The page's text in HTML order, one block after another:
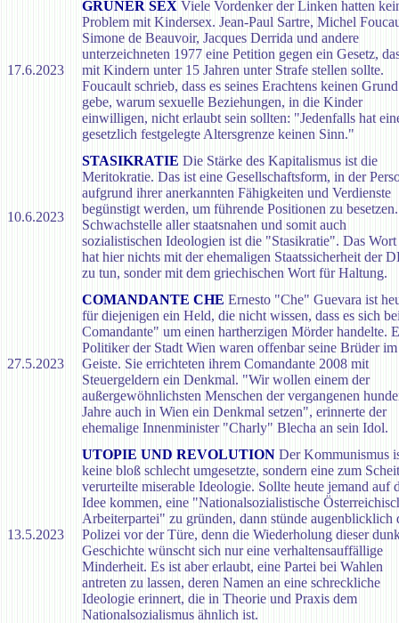
17.6.2023
GRÜNER SEX Viele Vordenker der Linken hatten
Problem mit Kindersex. Jean-Paul Sartre, Michel
Simone de Beauvoir, Jacques Derrida und andere
unterzeichneten 1977 eine Petition gegen ein Gesetz,
mit Kindern unter 15 Jahren unter Strafe stellen sollte.
Foucault schrieb, dass es seines Erachtens keinen Grund
gebe, warum sexuelle Beziehungen, in die Kinder
einwilligen, nicht erlaubt sein sollten: "Jedenfalls hat
gesetzlich festgelegte Altersgrenze keinen Sinn."
10.6.2023
STASIKRATIE Die Stärke des Kapitalismus ist die
Meritokratie. Das ist eine Gesellschaftsform, in der
aufgrund ihrer anerkannten Fähigkeiten und Verdienste
begünstigt werden, um führende Positionen zu
Schwachstelle aller staatsnahen und somit auch
sozialistischen Ideologien ist die "Stasikratie". Das Wort
hat hier nichts mit der ehemaligen Staatssicherheit der
zu tun, sonder mit dem griechischen Wort für Haltung.
27.5.2023
COMANDANTE CHE Ernesto "Che" Guevara ist
für diejenigen ein Held, die nicht wissen, dass es sich
Comandante" um einen hartherzigen Mörder handelte.
Politiker der Stadt Wien waren offenbar seine Brüder im
Geiste. Sie errichteten ihrem Comandante 2008 mit
Steuergeldern ein Denkmal. "Wir wollen einem der
außergewöhnlichsten Menschen der vergangenen
Jahre auch in Wien ein Denkmal setzen", erinnerte der
ehemalige Innenminister "Charly" Blecha an sein Idol.
13.5.2023
UTOPIE UND REVOLUTION Der Kommunismus
keine bloß schlecht umgesetzte, sondern eine zum
verurteilte miserable Ideologie. Sollte heute jemand auf
Idee kommen, eine "Nationalsozialistische
Arbeiterpartei" zu gründen, dann stünde augenblicklich
Polizei vor der Türe, denn die Wiederholung dieser
Geschichte wünscht sich nur eine verhaltensauffällige
Minderheit. Es ist aber erlaubt, eine Partei bei Wahlen
antreten zu lassen, deren Namen an eine schreckliche
Ideologie erinnert, die in Theorie und Praxis dem
Nationalsozialismus ähnlich ist.